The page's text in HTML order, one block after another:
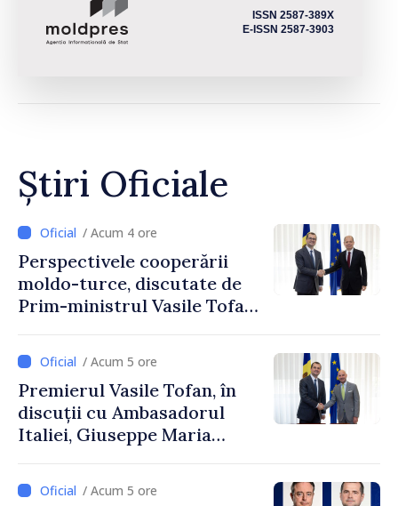
ISSN 2587-389X
E-ISSN 2587-3903
Știri Oficiale
/ Acum 4 ore
Perspectivele cooperării
moldo-turce, discutate de
Prim-ministrul Vasile Tofan
Uygar Mustafa Sertel
/ Acum 5 ore
Premierul Vasile Tofan, în
discuții cu Ambasadorul
Italiei, Giuseppe Maria
/ Acum 5 ore